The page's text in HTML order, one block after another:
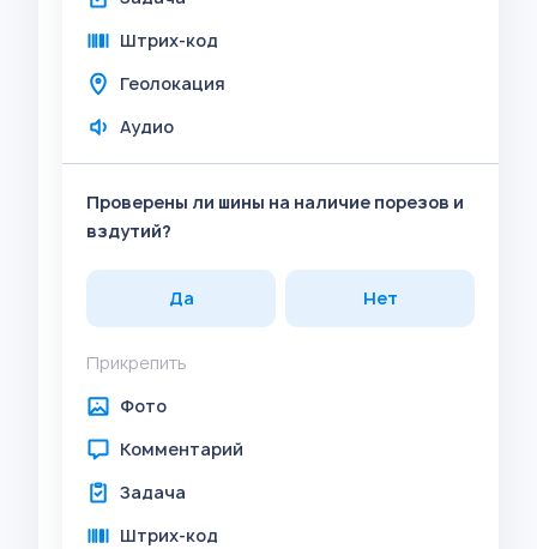
Штрих-код
Геолокация
Аудио
Проверены ли шины на наличие порезов и
вздутий?
Да Нет
Прикрепить
Фото
Комментарий
Задача
Штрих-код